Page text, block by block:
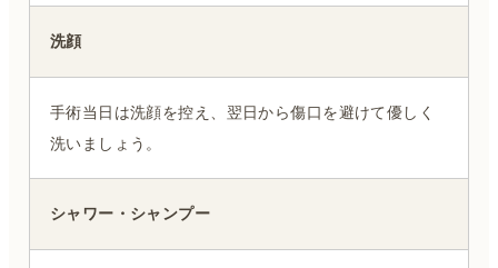
洗顔
手術当日は洗顔を控え、翌日から傷口を避けて優しく
洗いましょう。
シャワー・シャンプー